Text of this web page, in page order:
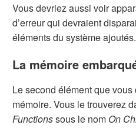
Vous devriez aussi voir
d’erreur qui devraient
éléments du système ajoutés.
La mémoire
Le second élément que
mémoire. Vous le trouverez
Functionssous le nom On